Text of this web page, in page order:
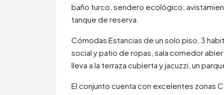
baño turco, sendero ecológico,
tanque de reserva.
Cómodas Estancias de un solo piso, 3
social y patio de ropas, sala comedor
lleva a la terraza cubierta y jacuzzi, un
El conjunto cuenta con excelentes zonas